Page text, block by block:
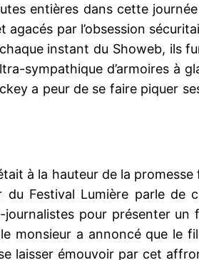
entières dans cette
par l’obsession
instant du Showeb, ils
sympathique d’armoires à
a peur de se faire piquer
à la hauteur de la
Festival Lumière parle de
pour présenter
monsieur a annoncé que le
laisser émouvoir par cet